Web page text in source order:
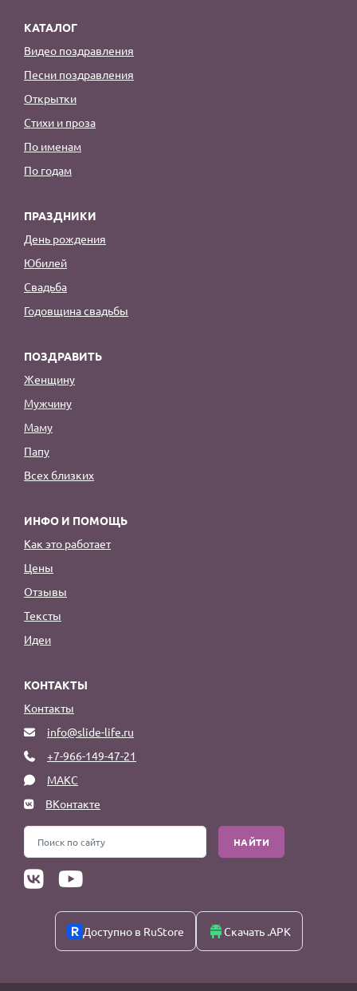
КАТАЛОГ
Видео поздравления
Песни поздравления
Открытки
Стихи и проза
По именам
По годам
ПРАЗДНИКИ
День рождения
Юбилей
Свадьба
Годовщина свадьбы
ПОЗДРАВИТЬ
Женщину
Мужчину
Маму
Папу
Всех близких
ИНФО И ПОМОЩЬ
Как это работает
Цены
Отзывы
Тексты
Идеи
КОНТАКТЫ
Контакты
info@slide-life.ru
+7-966-149-47-21
МАКС
ВКонтакте
НАЙТИ
Доступно в RuStore Скачать .APK